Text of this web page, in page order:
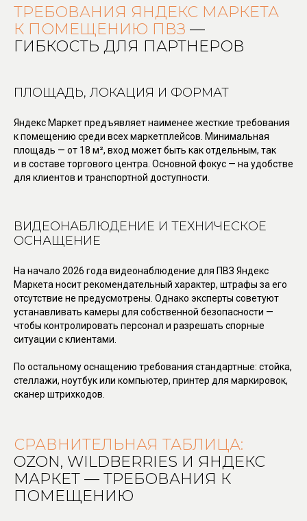
ТРЕБОВАНИЯ ЯНДЕКС МАРКЕТА
К ПОМЕЩЕНИЮ ПВЗ —
ГИБКОСТЬ ДЛЯ ПАРТНЕРОВ
ПЛОЩАДЬ, ЛОКАЦИЯ И ФОРМАТ
Яндекс Маркет предъявляет наименее жесткие требования
к помещению среди всех маркетплейсов. Минимальная
площадь — от 18 м², вход может быть как отдельным, так
и в составе торгового центра. Основной фокус — на удобстве
для клиентов и транспортной доступности.
ВИДЕОНАБЛЮДЕНИЕ И ТЕХНИЧЕСКОЕ
ОСНАЩЕНИЕ
На начало 2026 года видеонаблюдение для ПВЗ Яндекс
Маркета носит рекомендательный характер, штрафы за его
отсутствие не предусмотрены. Однако эксперты советуют
устанавливать камеры для собственной безопасности —
чтобы контролировать персонал и разрешать спорные
ситуации с клиентами.
По остальному оснащению требования стандартные: стойка,
стеллажи, ноутбук или компьютер, принтер для маркировок,
сканер штрихкодов.
СРАВНИТЕЛЬНАЯ ТАБЛИЦА:
OZON, WILDBERRIES И ЯНДЕКС
МАРКЕТ — ТРЕБОВАНИЯ К
ПОМЕЩЕНИЮ